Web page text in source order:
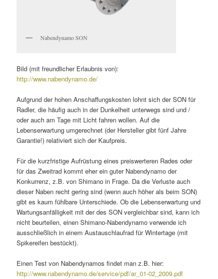
Nabendynamo SON
Bild (mit freundlicher Erlaubnis von):
http://www.nabendynamo.de/
Aufgrund der hohen Anschaffungskosten lohnt sich der SON für
Radler, die häufig auch in der Dunkelheit unterwegs sind und /
oder auch am Tage mit Licht fahren wollen. Auf die
Lebenserwartung umgerechnet (der Hersteller gibt fünf Jahre
Garantie!) relativiert sich der Kaufpreis.
Für die kurzfristige Aufrüstung eines preiswerteren Rades oder
für das Zweitrad kommt eher ein guter Nabendynamo der
Konkurrenz, z.B. von Shimano in Frage. Da die Verluste auch
dieser Naben recht gering sind (wenn auch höher als beim SON)
gibt es kaum fühlbare Unterschiede. Ob die Lebenserwartung und
Wartungsanfälligkeit mit der des SON vergleichbar sind, kann ich
nicht beurteilen, einen Shimano-Nabendynamo verwende ich
ausschließlich in einem Austauschlaufrad für Wintertage (mit
Spikereifen bestückt).
Einen Test von Nabendynamos findet man z.B. hier:
http://www.nabendynamo.de/service/pdf/ar_01-02_2009.pdf